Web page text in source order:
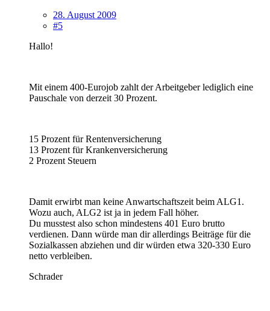
28. August 2009
#5
Hallo!
Mit einem 400-Eurojob zahlt der Arbeitgeber lediglich eine
Pauschale von derzeit 30 Prozent.
15 Prozent für Rentenversicherung
13 Prozent für Krankenversicherung
2 Prozent Steuern
Damit erwirbt man keine Anwartschaftszeit beim ALG1.
Wozu auch, ALG2 ist ja in jedem Fall höher.
Du musstest also schon mindestens 401 Euro brutto
verdienen. Dann würde man dir allerdings Beiträge für die
Sozialkassen abziehen und dir würden etwa 320-330 Euro
netto verbleiben.
Schrader